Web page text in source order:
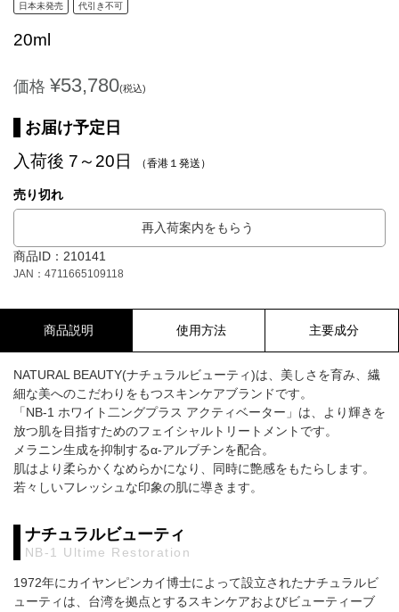
日本未発売 代引き不可
20ml
価格 ¥53,780(税込)
お届け予定日
入荷後 7～20日 （香港１発送）
売り切れ
再入荷案内をもらう
商品ID：210141
JAN：4711665109118
商品説明 使用方法 主要成分
NATURAL BEAUTY(ナチュラルビューティ)は、美しさを育み、繊
細な美へのこだわりをもつスキンケアブランドです。
「NB-1 ホワイト二ングプラス アクティベーター」は、より輝きを
放つ肌を目指すためのフェイシャルトリートメントです。
メラニン生成を抑制するα-アルブチンを配合。
肌はより柔らかくなめらかになり、同時に艶感をもたらします。
若々しいフレッシュな印象の肌に導きます。
ナチュラルビューティ
NB-1 Ultime Restoration
1972年にカイヤンピンカイ博士によって設立されたナチュラルビ
ューティは、台湾を拠点とするスキンケアおよびビューティーブ